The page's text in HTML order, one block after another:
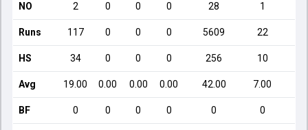
NO 2 0 0 0 28 1
Runs 117 0 0 0 5609 22
HS 34 0 0 0 256 10
Avg 19.00 0.00 0.00 0.00 42.00 7.00
BF 0 0 0 0 0 0